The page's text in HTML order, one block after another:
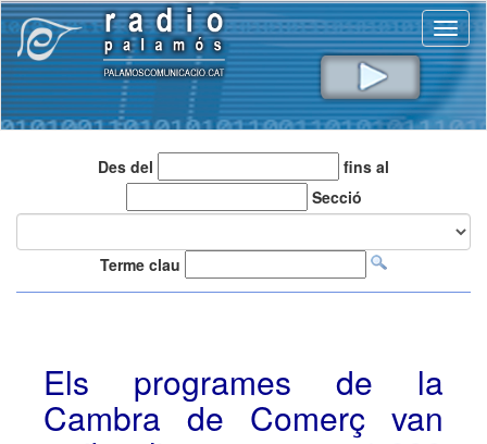
Des del
fins al
Secció
Terme clau
Els programes de la
Cambra de Comerç van